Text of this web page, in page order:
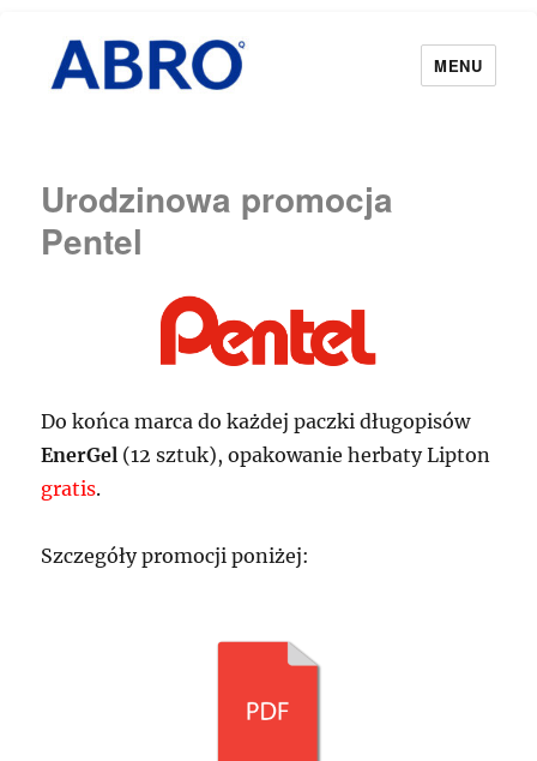
MENU
Urodzinowa promocja
Pentel
Do końca marca do każdej paczki długopisów
EnerGel (12 sztuk), opakowanie herbaty Lipton
gratis.
Szczegóły promocji poniżej: